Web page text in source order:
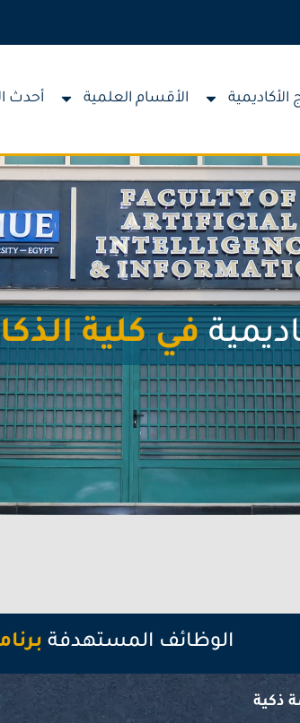
الأكاديمية الأقسام العلمية أحدث
في كلية
الوظائف المستهدفة
ذكية